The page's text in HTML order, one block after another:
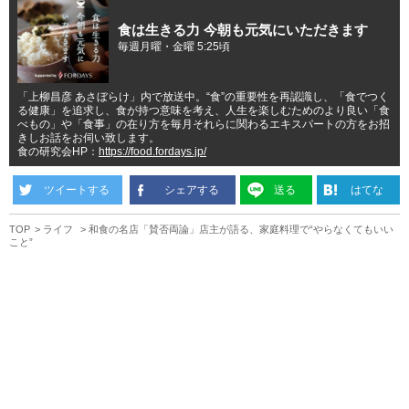
食は生きる力 今朝も元気にいただきます
毎週月曜・金曜 5:25頃
「上柳昌彦 あさぼらけ」内で放送中。“食”の重要性を再認識し、「食でつく
る健康」を追求し、食が持つ意味を考え、人生を楽しむためのより良い「食
べもの」や「食事」の在り方を毎月それらに関わるエキスパートの方をお招
きしお話をお伺い致します。
食の研究会HP： https://food.fordays.jp/
ツイートする シェアする 送る はてな
TOP ライフ
和食の名店「賛否両論」店主が語る、家庭料理で“やらなくてもいい
こと”